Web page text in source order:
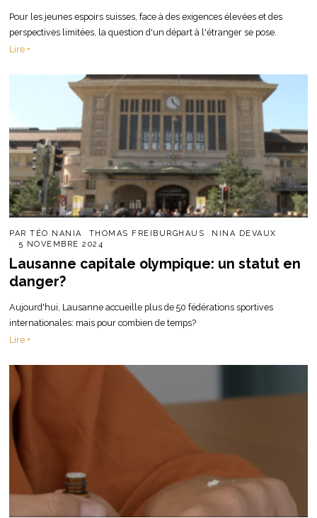
Pour les jeunes espoirs suisses, face à des exigences élevées et des
perspectives limitées, la question d'un départ à l'étranger se pose.
Lire +
PARTÉO NANIA THOMAS FREIBURGHAUS
NINA DEVAUX
5 NOVEMBRE 2024
Lausanne capitale olympique: un statut en
danger?
Aujourd'hui, Lausanne accueille plus de 50 fédérations sportives
internationales: mais pour combien de temps?
Lire +